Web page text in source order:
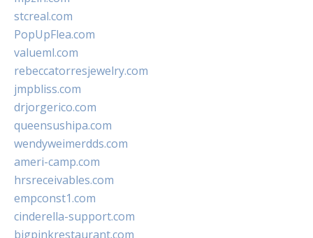
stcreal.com
PopUpFlea.com
valueml.com
rebeccatorresjewelry.com
jmpbliss.com
drjorgerico.com
queensushipa.com
wendyweimerdds.com
ameri-camp.com
hrsreceivables.com
empconst1.com
cinderella-support.com
bigpinkrestaurant.com